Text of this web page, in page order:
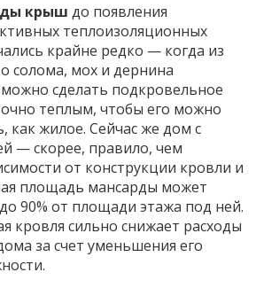
крыш до появления
теплоизоляционных
крайне редко — когда из
солома, мох и дернина
сделать подкровельное
теплым, чтобы его можно
как жилое. Сейчас же дом с
— скорее, правило, чем
от конструкции кровли и
площадь мансарды может
90% от площади этажа под ней.
кровля сильно снижает расходы
за счет уменьшения его